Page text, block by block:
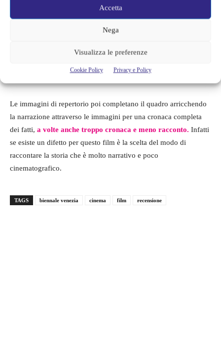
Accetta
Nega
Visualizza le preferenze
Cookie Policy Privacy e Policy
naturalmente non si poteva parlare con nessuno.
Il regista ha scelto di adoperare un linguaggio televisivo e di
Le immagini di repertorio poi completano il quadro arricchendo
la narrazione attraverso le immagini per una cronaca completa
dei fatti, a volte anche troppo cronaca e meno racconto. Infatti
se esiste un difetto per questo film è la scelta del modo di
raccontare la storia che è molto narrativo e poco
cinematografico.
TAGS biennale venezia cinema film recensione